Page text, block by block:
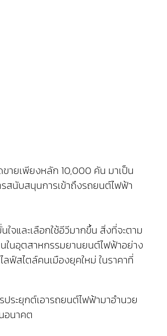
ายเพียงหลัก 10,000 คัน มาเป็น
สนับสนุนการเข้าถึงรถยนต์ไฟฟ้า
และเลือกใช้อีวีมากขึ้น สิ่งที่จะตาม
ในอุตสาหกรรมยานยนต์ไฟฟ้าอย่าง
ฟ์สไตล์คนเมืองยุคใหม่ ในราคาที่
ระยุกต์เอารถยนต์ไฟฟ้ามาอำนวย
อนาคต